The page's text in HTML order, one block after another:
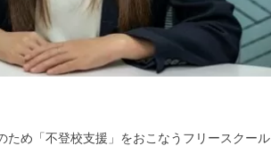
め「不登校支援」をおこなうフリースクール